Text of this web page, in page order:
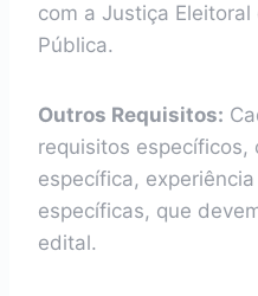
com a Justiça
Pública.
Outros Requisitos:
requisitos específicos,
específica,
específicas, que
edital.